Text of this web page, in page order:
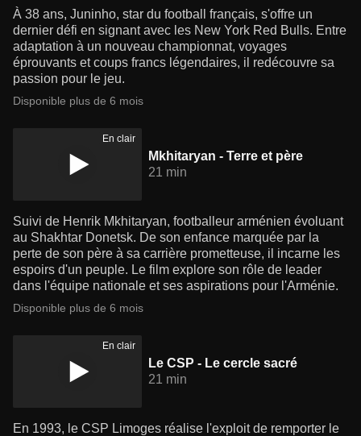
À 38 ans, Juninho, star du football français, s'offre un
dernier défi en signant avec les New York Red Bulls. Entre
adaptation à un nouveau championnat, voyages
éprouvants et coups francs légendaires, il redécouvre sa
passion pour le jeu.
Disponible plus de 6 mois
En clair
Mkhitaryan - Terre et père
21 min
Suivi de Henrik Mkhitaryan, footballeur arménien évoluant
au Shakhtar Donetsk. De son enfance marquée par la
perte de son père à sa carrière prometteuse, il incarne les
espoirs d'un peuple. Le film explore son rôle de leader
dans l'équipe nationale et ses aspirations pour l'Arménie.
Disponible plus de 6 mois
En clair
Le CSP - Le cercle sacré
21 min
En 1993, le CSP Limoges réalise l'exploit de remporter le